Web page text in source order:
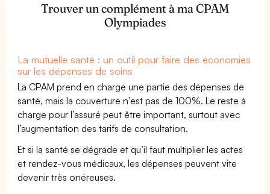
Trouver un complément à ma CPAM
Olympiades
La mutuelle santé : un outil pour faire des économies
sur les dépenses de soins
La CPAM prend en charge une partie des dépenses de
santé, mais la couverture n’est pas de 100%. Le reste à
charge pour l’assuré peut être important, surtout avec
l’augmentation des tarifs de consultation.
Et si la santé se dégrade et qu’il faut multiplier les actes
et rendez-vous médicaux, les dépenses peuvent vite
devenir très onéreuses.